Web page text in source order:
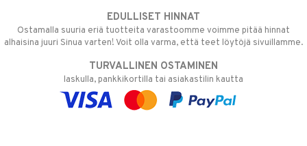
EDULLISET HINNAT
Ostamalla suuria eriä tuotteita varastoomme voimme pitää hinnat
alhaisina juuri Sinua varten! Voit olla varma, että teet löytöjä sivuillamme.
TURVALLINEN OSTAMINEN
laskulla, pankkikortilla tai asiakastilin kautta